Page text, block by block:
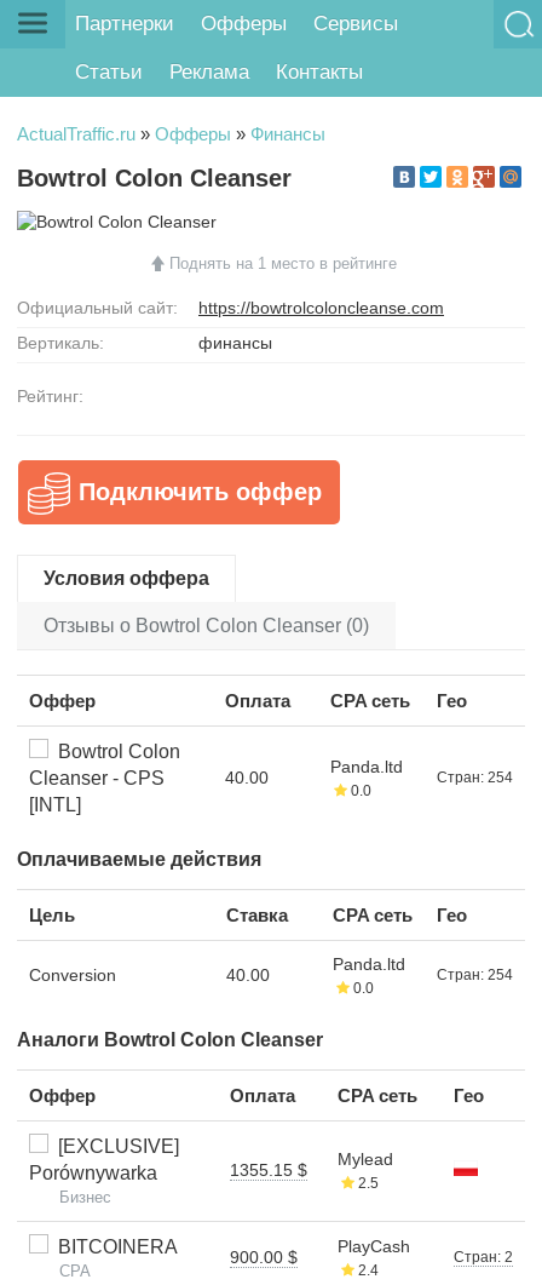
Партнерки Офферы Сервисы
Статьи Реклама Контакты
ActualTraffic.ru » Офферы » Финансы
Bowtrol Colon Cleanser
Поднять на 1 место в рейтинге
Официальный сайт:
https://bowtrolcoloncleanse.com
Вертикаль:
финансы
Рейтинг:
Подключить оффер
Условия оффера
Отзывы о Bowtrol Colon Cleanser (0)
Оффер Оплата CPA сеть Гео
Bowtrol Colon
Cleanser - CPS
[INTL]
40.00
Panda.ltd
0.0
Стран: 254
Оплачиваемые действия
Цель Ставка CPA сеть Гео
Conversion 40.00
Panda.ltd
0.0
Стран: 254
Аналоги Bowtrol Colon Cleanser
Оффер Оплата CPA сеть Гео
[EXCLUSIVE]
Porównywarka
Бизнес
1355.15 $
Mylead
2.5
BITCOINERA
CPA
900.00 $
PlayCash
2.4
Стран: 2